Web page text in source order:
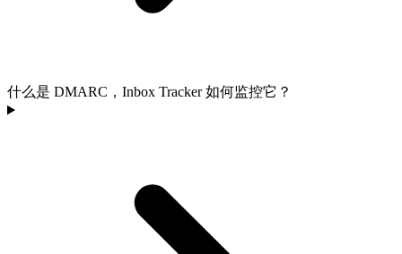
什么是 DMARC，Inbox Tracker 如何监控它？